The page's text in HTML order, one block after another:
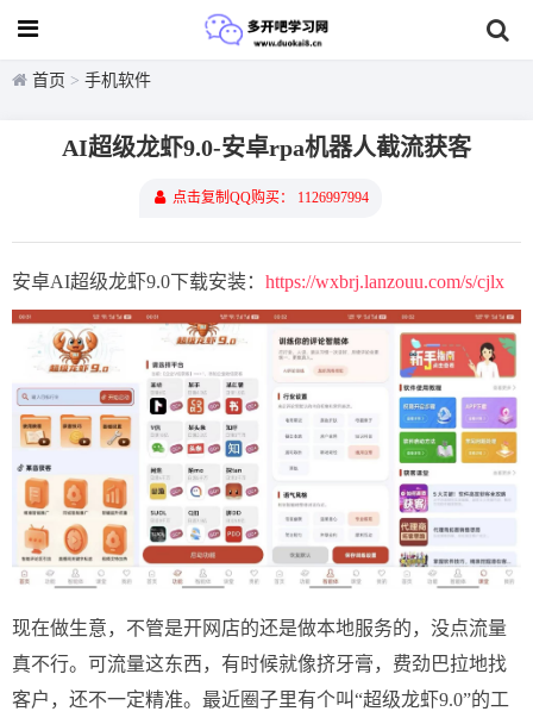
首页 > 手机软件
AI超级龙虾9.0-安卓rpa机器人截流获客
点击复制QQ购买： 1126997994
安卓AI超级龙虾9.0下载安装： https://wxbrj.lanzouu.com/s/cjlx
现在做生意，不管是开网店的还是做本地服务的，没点流量
真不行。可流量这东西，有时候就像挤牙膏，费劲巴拉地找
客户，还不一定精准。最近圈子里有个叫“超级龙虾9.0”的工